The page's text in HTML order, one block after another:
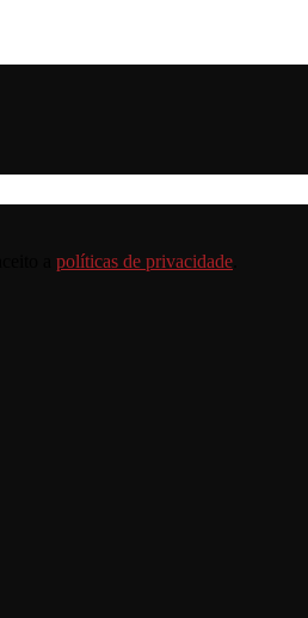
políticas de privacidade